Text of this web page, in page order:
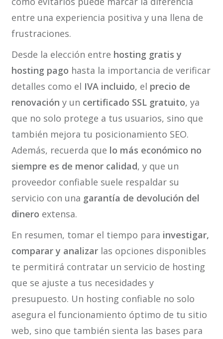
entre una experiencia positiva y una llena de
frustraciones.
Desde la elección entre hosting gratis y
hosting pago hasta la importancia de verificar
detalles como el IVA incluido, el precio de
renovación y un certificado SSL gratuito, ya
que no solo protege a tus usuarios, sino que
también mejora tu posicionamiento SEO.
Además, recuerda que lo más económico no
siempre es de menor calidad, y que un
proveedor confiable suele respaldar su
servicio con una garantía de devolución del
dinero extensa.
En resumen, tomar el tiempo para investigar,
comparar y analizarlas opciones disponibles
te permitirá contratar un servicio de hosting
que se ajuste a tus necesidades y
presupuesto. Un hosting confiable no solo
asegura el funcionamiento óptimo de tu sitio
web, sino que también sienta las bases para